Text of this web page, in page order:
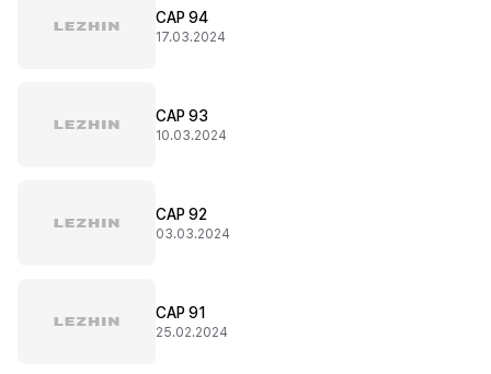
CAP 94
17.03.2024
CAP 93
10.03.2024
CAP 92
03.03.2024
CAP 91
25.02.2024